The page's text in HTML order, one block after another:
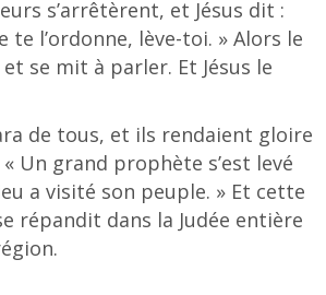
s’arrêtèrent, et Jésus dit :
te l’ordonne, lève-toi. » Alors le
se mit à parler. Et Jésus le
de tous, et ils rendaient gloire
Un grand prophète s’est levé
a visité son peuple. » Et cette
répandit dans la Judée entière